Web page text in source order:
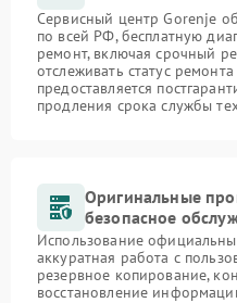
Сервисный центр Gorenje
по всей РФ, бесплатную
ремонт, включая срочный
отслеживать статус
предоставляется
продления срока службы
Оригинальные
безопасное
Использование
аккуратная работа с
резервное копирование,
восстановление